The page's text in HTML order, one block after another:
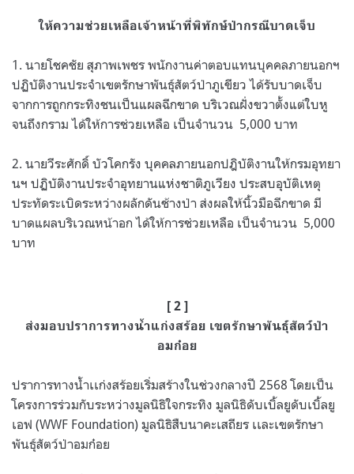
ให้ความช่วยเหลือเจ้าหน้าที่พิทักษ์ป่ากรณีบาดเจ็บ
1. นายโชคชัย สุภาพเพชร พนักงานค่าตอบแทนบุคคลภายนอกฯ
ปฏิบัติงานประจำเขตรักษาพันธุ์สัตว์ป่าภูเขียว ได้รับบาดเจ็บ
จากการถูกกระทิงชนเป็นแผลฉีกขาด บริเวณฝั่งขวาตั้งแต่ใบหู
จนถึงกราม ได้ให้การช่วยเหลือ เป็นจำนวน 5,000 บาท
2. นายวีระศักดิ์ บัวโคกรัง บุคคลภายนอกปฎิบัติงานให้กรมอุทยา
นฯ ปฏิบัติงานประจำอุทยานแห่งชาติภูเวียง ประสบอุบัติเหตุ
ประทัดระเบิดระหว่างผลักดันช้างป่า ส่งผลให้นิ้วมือฉีกขาด มี
บาดแผลบริเวณหน้าอก ได้ให้การช่วยเหลือ เป็นจำนวน 5,000
บาท
[ 2 ]
ส่งมอบปราการทางน้ำแก่งสร้อย เขตรักษาพันธุ์สัตว์ป่า
อมก๋อย
ปราการทางน้ำเเก่งสร้อยเริ่มสร้างในช่วงกลางปี 2568 โดยเป็น
โครงการร่วมกับระหว่างมูลนิธิใจกระทิง มูลนิธิดับเบิ้ลยูดับเบิ้ลยู
เอฟ (WWF Foundation) มูลนิธิสืบนาคะเสถียร เเละเขตรักษา
พันธุ์สัตว์ป่าอมก๋อย